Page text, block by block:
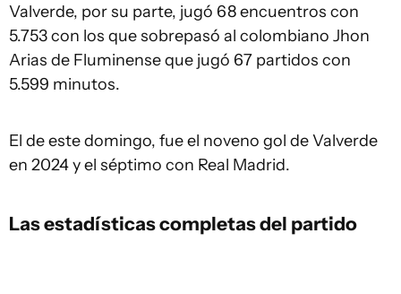
Valverde, por su parte, jugó 68 encuentros con
5.753 con los que sobrepasó al colombiano Jhon
Arias de Fluminense que jugó 67 partidos con
5.599 minutos.
El de este domingo, fue el noveno gol de Valverde
en 2024 y el séptimo con Real Madrid.
Las estadísticas completas del partido